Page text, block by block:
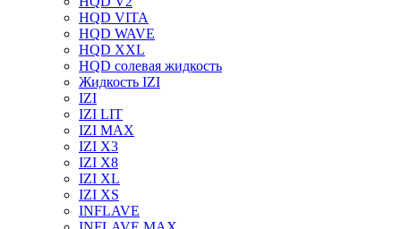
HQD VITA
HQD WAVE
HQD XXL
HQD солевая жидкость
Жидкость IZI
IZI
IZI LIT
IZI MAX
IZI X3
IZI X8
IZI XL
IZI XS
INFLAVE